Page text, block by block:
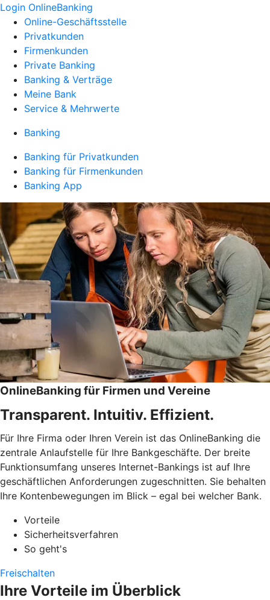
Login OnlineBanking
Online-Geschäftsstelle
Privatkunden
Firmenkunden
Private Banking
Banking & Verträge
Meine Bank
Service & Mehrwerte
Banking
Banking für Privatkunden
Banking für Firmenkunden
Banking App
OnlineBanking für Firmen und Vereine
Transparent. Intuitiv. Effizient.
Für Ihre Firma oder Ihren Verein ist das OnlineBanking die
zentrale Anlaufstelle für Ihre Bankgeschäfte. Der breite
Funktionsumfang unseres Internet-Bankings ist auf Ihre
geschäftlichen Anforderungen zugeschnitten. Sie behalten
Ihre Kontenbewegungen im Blick – egal bei welcher Bank.
Vorteile
Sicherheitsverfahren
So geht's
Freischalten
Ihre Vorteile im Überblick